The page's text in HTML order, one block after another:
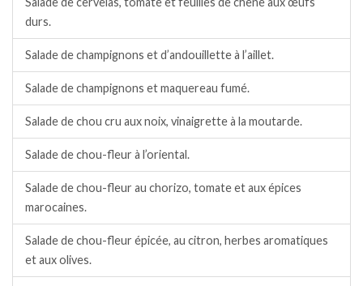
durs.
Salade de champignons et d’andouillette à l’aillet.
Salade de champignons et maquereau fumé.
Salade de chou cru aux noix, vinaigrette à la moutarde.
Salade de chou-fleur à l’oriental.
Salade de chou-fleur au chorizo, tomate et aux épices
marocaines.
Salade de chou-fleur épicée, au citron, herbes aromatiques
et aux olives.